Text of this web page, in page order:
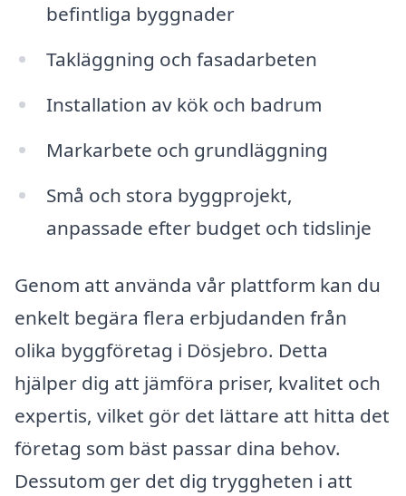
befintliga byggnader
Takläggning och fasadarbeten
Installation av kök och badrum
Markarbete och grundläggning
Små och stora byggprojekt,
anpassade efter budget och tidslinje
Genom att använda vår plattform kan du
enkelt begära flera erbjudanden från
olika byggföretag i Dösjebro. Detta
hjälper dig att jämföra priser, kvalitet och
expertis, vilket gör det lättare att hitta det
företag som bäst passar dina behov.
Dessutom ger det dig tryggheten i att